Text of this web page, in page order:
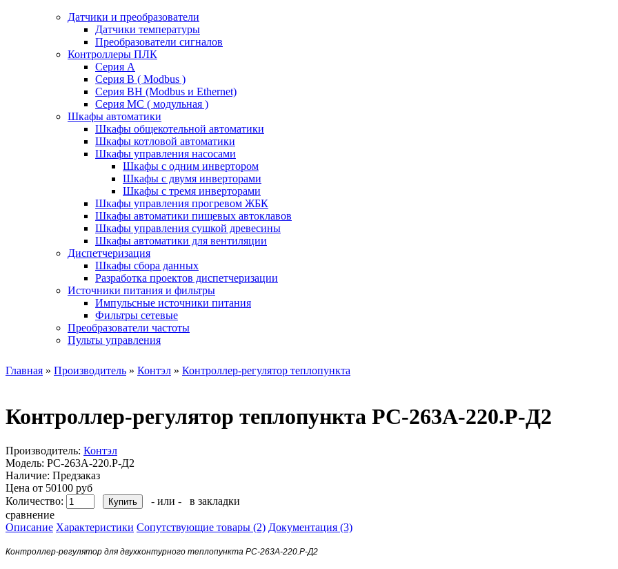
Датчики и преобразователи
Датчики температуры
Преобразователи сигналов
Контроллеры ПЛК
Серия A
Серия В ( Modbus )
Серия BH (Modbus и Ethernet)
Серия MC ( модульная )
Шкафы автоматики
Шкафы общекотельной автоматики
Шкафы котловой автоматики
Шкафы управления насосами
Шкафы с одним инвертором
Шкафы с двумя инверторами
Шкафы с тремя инверторами
Шкафы управления прогревом ЖБК
Шкафы автоматики пищевых автоклавов
Шкафы управления сушкой древесины
Шкафы автоматики для вентиляции
Диспетчеризация
Шкафы сбора данных
Разработка проектов диспетчеризации
Источники питания и фильтры
Импульсные источники питания
Фильтры сетевые
Преобразователи частоты
Пульты управления
Главная » Производитель » Контэл » Контроллер-регулятор теплопункта
Контроллер-регулятор теплопункта РС-263А-220.Р-Д2
Производитель: Контэл
Модель: РС-263A-220.P-Д2
Наличие: Предзаказ
Цена от 50100 руб
Количество:
- или -
в закладки
сравнение
Описание Характеристики Сопутствующие товары (2) Документация (3)
Контроллер-регулятор для двухконтурного теплопункта РС-263А-220.Р-Д2